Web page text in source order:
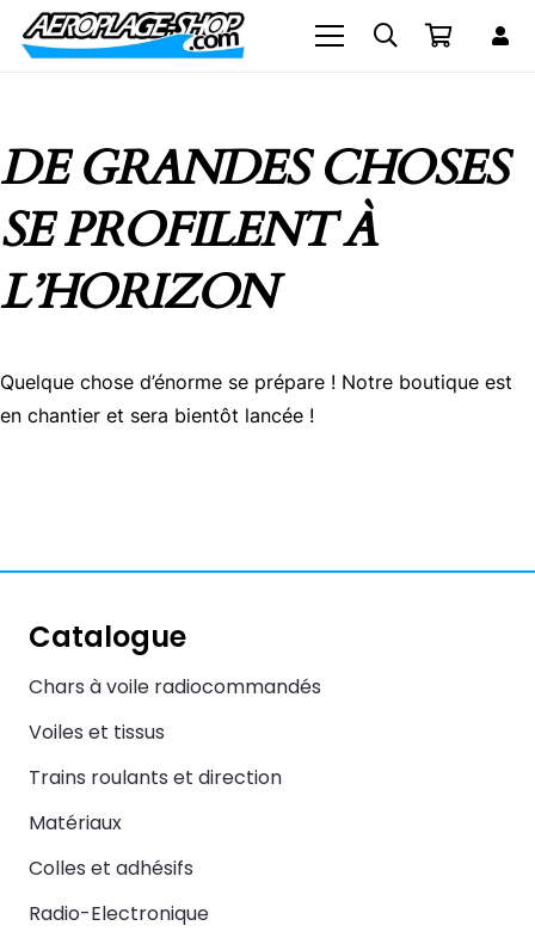
DE GRANDES CHOSES
SE PROFILENT À
L’HORIZON
Quelque chose d’énorme se prépare ! Notre boutique est
en chantier et sera bientôt lancée !
Catalogue
Chars à voile radiocommandés
Voiles et tissus
Trains roulants et direction
Matériaux
Colles et adhésifs
Radio-Electronique